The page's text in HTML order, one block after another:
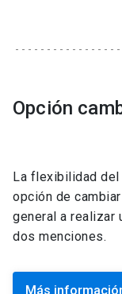
Opción
La flexibilidad del
opción de
general a realizar
dos menciones.
Más